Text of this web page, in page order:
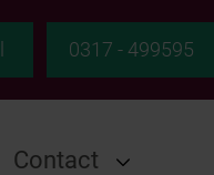
0317 - 499595
Contact